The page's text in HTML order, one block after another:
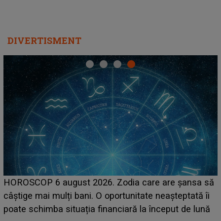
DIVERTISMENT
LINE-UP UNTOLD ONE, ziua 2. La ce oră urcă pe
scena principală a festivalului Zara Larsson? Artista
suedeză a ajuns deja în România și s-a filmat din